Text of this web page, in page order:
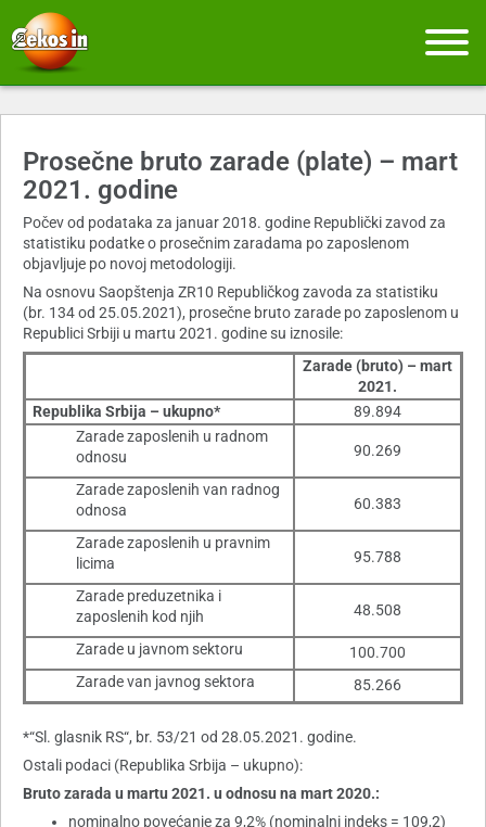
Prosečne bruto zarade (plate) – mart
2021. godine
Počev od podataka za januar 2018. godine Republički zavod za
statistiku podatke o prosečnim zaradama po zaposlenom
objavljuje po novoj metodologiji.
Na osnovu Saopštenja ZR10 Republičkog zavoda za statistiku
(br. 134 od 25.05.2021), prosečne bruto zarade po zaposlenom u
Republici Srbiji u martu 2021. godine su iznosile:
Zarade (bruto) – mart
2021.
Republika Srbija – ukupno*
89.894
Zarade zaposlenih u radnom
odnosu
90.269
Zarade zaposlenih van radnog
odnosa
60.383
Zarade zaposlenih u pravnim
licima
95.788
Zarade preduzetnika i
zaposlenih kod njih
48.508
Zarade u javnom sektoru
100.700
Zarade van javnog sektora
85.266
*“Sl. glasnik RS“, br. 53/21 od 28.05.2021. godine.
Ostali podaci (Republika Srbija – ukupno):
Bruto zarada u martu 2021. u odnosu na mart 2020.:
nominalno povećanje za 9,2% (nominalni indeks = 109,2)